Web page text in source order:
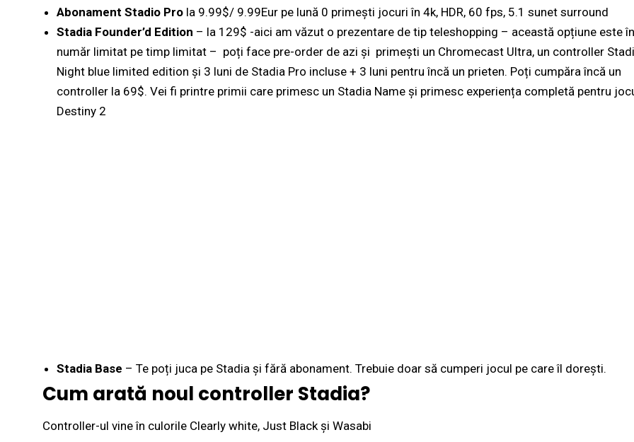
Abonament Stadio Pro la 9.99$/ 9.99Eur pe lună 0 primești jocuri în 4k, HDR, 60 fps, 5.1 sunet surround
Stadia Founder’d Edition – la 129$ -aici am văzut o prezentare de tip teleshopping – această opțiune este în
număr limitat pe timp limitat – poți face pre-order de azi și primești un Chromecast Ultra, un controller
Night blue limited edition și 3 luni de Stadia Pro incluse + 3 luni pentru încă un prieten. Poți cumpăra încă un
controller la 69$. Vei fi printre primii care primesc un Stadia Name și primesc experiența completă pentru
Destiny 2
Stadia Base – Te poți juca pe Stadia și fără abonament. Trebuie doar să cumperi jocul pe care îl dorești.
Cum arată noul controller Stadia?
Controller-ul vine în culorile Clearly white, Just Black și Wasabi